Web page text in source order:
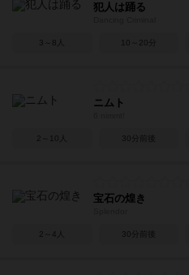
犯人は踊る
3～8人 10～20分
ニムト
2～10人 30分前後
宝石の煌き
2～4人 30分前後